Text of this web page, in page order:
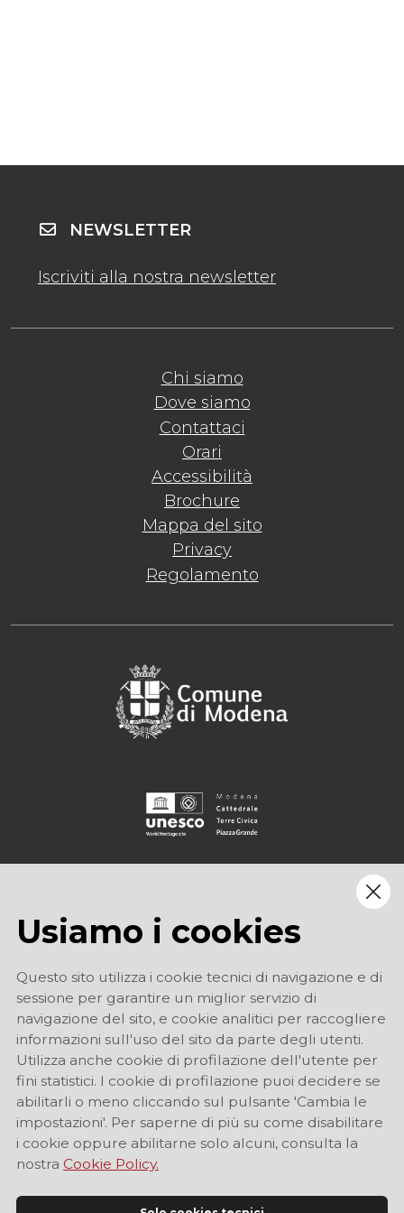
Chi siamo
Dove siamo
Contattaci
Orari
Accessibilità
Brochure
Mappa del sito
Privacy
Regolamento
NEWSLETTER
Iscriviti alla nostra newsletter
Usiamo i cookies
Questo sito utilizza i cookie tecnici di navigazione e di
sessione per garantire un miglior servizio di
navigazione del sito, e cookie analitici per raccogliere
informazioni sull'uso del sito da parte degli utenti.
Utilizza anche cookie di profilazione dell'utente per
fini statistici. I cookie di profilazione puoi decidere se
abilitarli o meno cliccando sul pulsante 'Cambia le
impostazioni'. Per saperne di più su come disabilitare
i cookie oppure abilitarne solo alcuni, consulta la
nostra Cookie Policy.